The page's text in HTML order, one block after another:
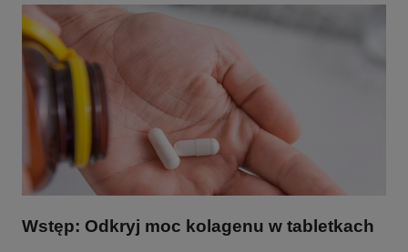
Wstęp: Odkryj moc kolagenu w tabletkach